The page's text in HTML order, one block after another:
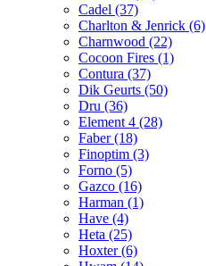
Cadel (37)
Charlton & Jenrick (6)
Charnwood (22)
Cocoon Fires (1)
Contura (37)
Dik Geurts (50)
Dru (36)
Element 4 (28)
Faber(18)
Finoptim (3)
Forno (5)
Gazco (16)
Harman (1)
Have (4)
Heta (25)
Hoxter(6)